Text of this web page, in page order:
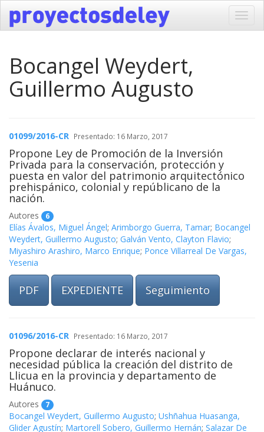
Bocangel Weydert,
Guillermo Augusto
01099/2016-CR Presentado: 16 Marzo, 2017
Propone Ley de Promoción de la Inversión
Privada para la conservación, protección y
puesta en valor del patrimonio arquitectónico
prehispánico, colonial y repúblicano de la
nación.
Autores 6
Elías Ávalos, Miguel Ángel; Arimborgo Guerra, Tamar; Bocangel
Weydert, Guillermo Augusto; Galván Vento, Clayton Flavio;
Miyashiro Arashiro, Marco Enrique; Ponce Villarreal De Vargas,
Yesenia
PDF EXPEDIENTE Seguimiento
01096/2016-CR Presentado: 16 Marzo, 2017
Propone declarar de interés nacional y
necesidad pública la creación del distrito de
Llicua en la provincia y departamento de
Huánuco.
Autores 7
Bocangel Weydert, Guillermo Augusto; Ushñahua Huasanga,
Glider Agustín; Martorell Sobero, Guillermo Hernán; Salazar De